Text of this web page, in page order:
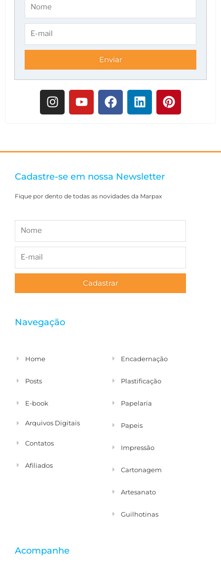
Enviar
Cadastre-se em nossa Newsletter
Fique por dento de todas as novidades da Marpax
Cadastrar
Navegação
Home
Posts
E-book
Arquivos Digitais
Contatos
Afiliados
Encadernação
Plastificação
Papelaria
Papeis
Impressão
Cartonagem
Artesanato
Guilhotinas
Acompanhe